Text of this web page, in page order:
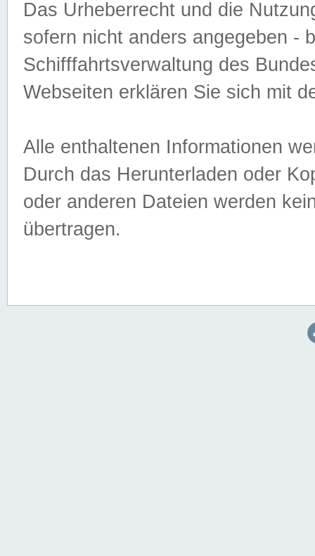
Das Urheberrecht und die
sofern nicht anders angegeben -
Schifffahrtsverwaltung des
Webseiten erklären Sie sich mit
Alle enthaltenen Informationen
Durch das Herunterladen oder
oder anderen Dateien werden
übertragen.